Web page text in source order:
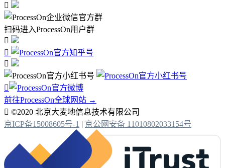

扫码进入ProcessOn用户群




前往ProcessOn全球网站 →
 ©2020 北京大麦地信息技术有限公司
京ICP备15008605号-1 | 京公网安备 11010802033154号